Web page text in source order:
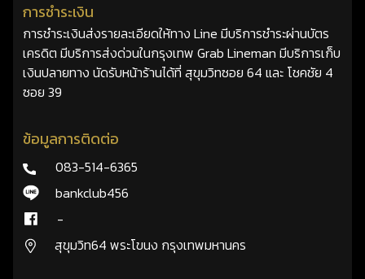
การชำระเงิน
การชำระเงินส่งรายละเอียดให้ทาง Line มีบริการชำระผ่านบัตร
เครดิต มีบริการส่งด่วนในกรุงเทพ Grab Lineman มีบริการเก็บ
เงินปลายทาง นัดรับหน้าร้านได้ที่ สุขุมวิทซอย 64 และ โชคชัย 4
ซอย 39
ข้อมูลการติดต่อ
083-514-6365
bankclub456
-
สุขุมวิท64 พระโขนง กรุงเทพมหานคร